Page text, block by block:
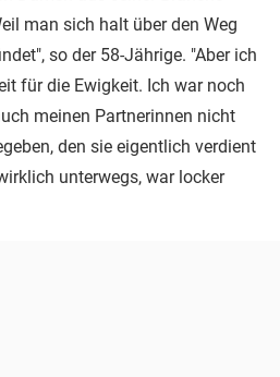
man sich halt über den Weg
so der 58-Jährige. "Aber ich
für die Ewigkeit. Ich war noch
meinen Partnerinnen nicht
den sie eigentlich verdient
unterwegs, war locker